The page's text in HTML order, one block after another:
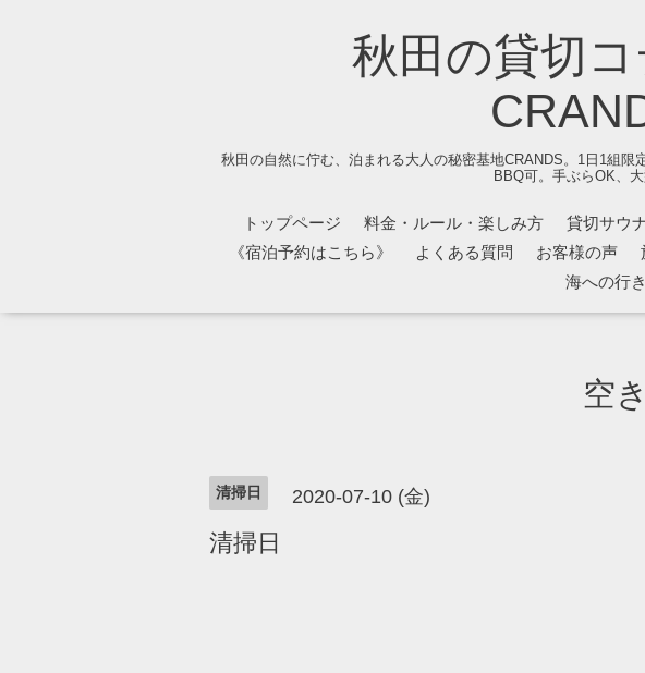
秋田の貸切
秋田の自然に佇む、泊まれる大人の秘密基地CRANDS。1日1組
BBQ可。手ぶらOK、
トップページ 料金・ルール・楽しみ方 貸切サウ
《宿泊予約はこちら》
よくある質問 お客様の声
海への行
空
清掃日 2020-07-10 (金)
清掃日